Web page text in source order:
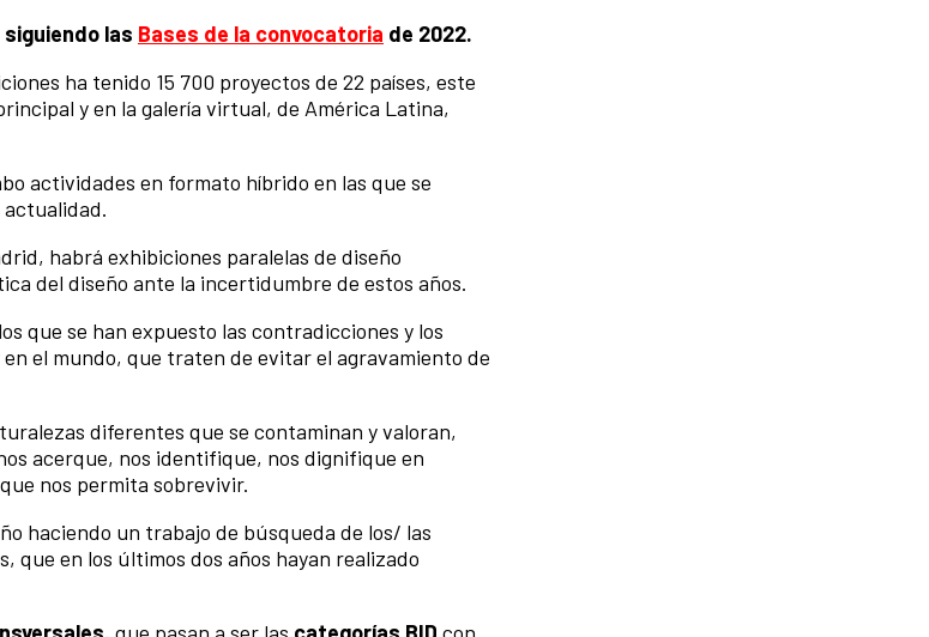
las Bases de la convocatoria de 2022.
ha tenido 15 700 proyectos de 22 países, este
y en la galería virtual, de América Latina,
actividades en formato híbrido en las que se
actualidad.
habrá exhibiciones paralelas de diseño
del diseño ante la incertidumbre de estos años.
que se han expuesto las contradicciones y los
el mundo, que traten de evitar el agravamiento de
diferentes que se contaminan y valoran,
acerque, nos identifique, nos dignifique en
nos permita sobrevivir.
haciendo un trabajo de búsqueda de los/ las
que en los últimos dos años hayan realizado